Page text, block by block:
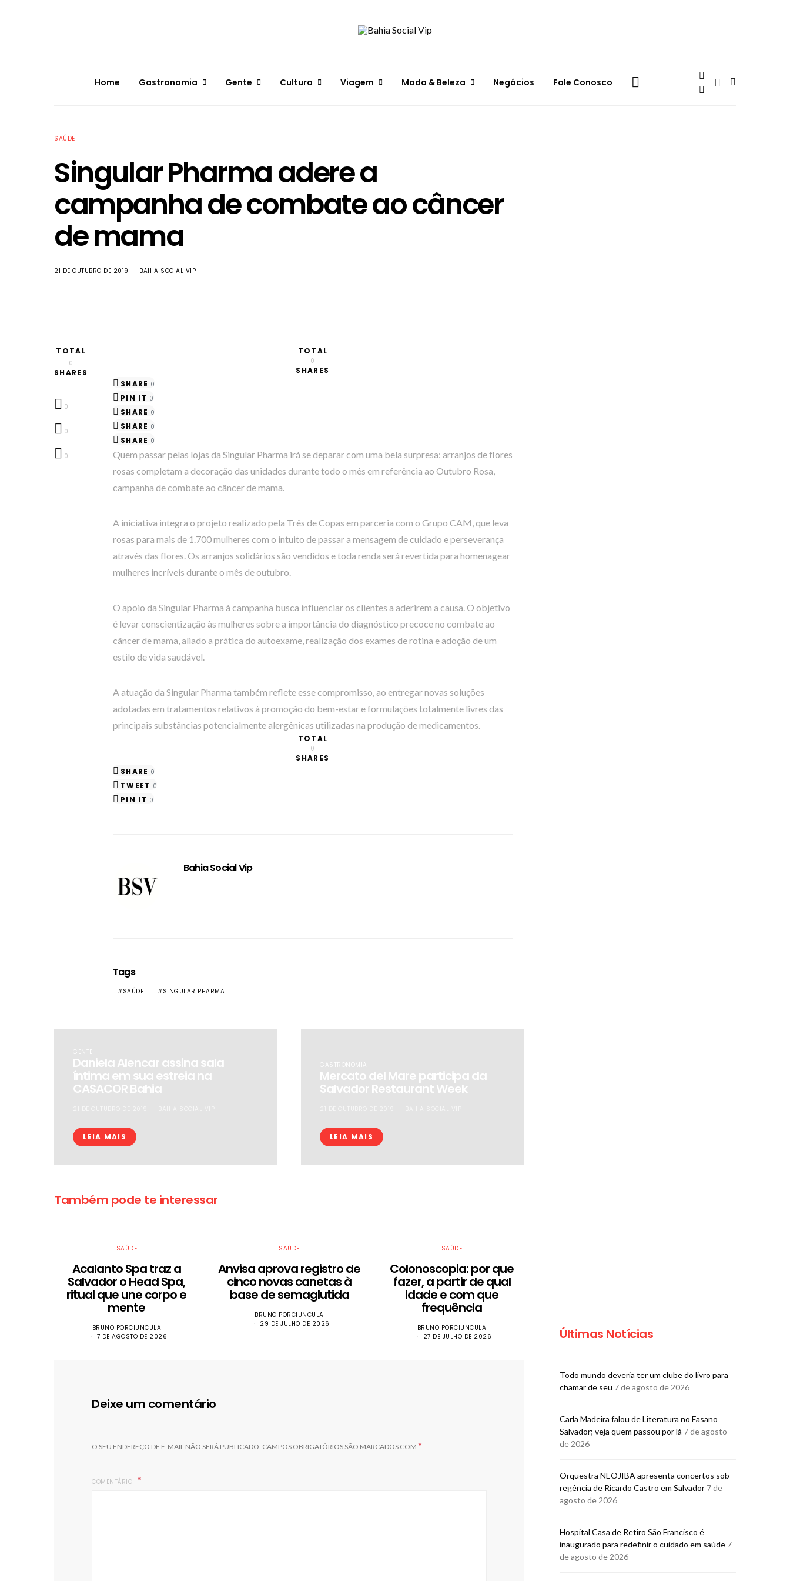
Home Gastronomia Gente Cultura Viagem Moda & Beleza Negócios Fale Conosco
SAÚDE
Singular Pharma adere a
campanha de combate ao câncer
de mama
21 DE OUTUBRO DE 2019 BAHIA SOCIAL VIP
TOTAL
0
SHARES
0
0
0
TOTAL
0
SHARES
SHARE 0
PIN IT 0
SHARE 0
SHARE 0
SHARE 0
Quem passar pelas lojas da Singular Pharma irá se deparar com uma bela surpresa: arranjos de flores
rosas completam a decoração das unidades durante todo o mês em referência ao Outubro Rosa,
campanha de combate ao câncer de mama.
A iniciativa integra o projeto realizado pela Três de Copas em parceria com o Grupo CAM, que leva
rosas para mais de 1.700 mulheres com o intuito de passar a mensagem de cuidado e perseverança
através das flores. Os arranjos solidários são vendidos e toda renda será revertida para homenagear
mulheres incríveis durante o mês de outubro.
O apoio da Singular Pharma à campanha busca influenciar os clientes a aderirem a causa. O objetivo
é levar conscientização às mulheres sobre a importância do diagnóstico precoce no combate ao
câncer de mama, aliado a prática do autoexame, realização dos exames de rotina e adoção de um
estilo de vida saudável.
A atuação da Singular Pharma também reflete esse compromisso, ao entregar novas soluções
adotadas em tratamentos relativos à promoção do bem-estar e formulações totalmente livres das
principais substâncias potencialmente alergênicas utilizadas na produção de medicamentos.
TOTAL
0
SHARES
SHARE 0
TWEET 0
PIN IT 0
Bahia Social Vip
Tags
SAÚDE SINGULAR PHARMA
GENTE
Daniela Alencar assina sala
íntima em sua estreia na
CASACOR Bahia
LEIA MAIS
GASTRONOMIA
Mercato del Mare participa da
Salvador Restaurant Week
LEIA MAIS
Também pode te interessar
SAÚDE
Acalanto Spa traz a
Salvador o Head Spa,
ritual que une corpo e
mente
BRUNO PORCIUNCULA
7 DE AGOSTO DE 2026
SAÚDE
Anvisa aprova registro de
cinco novas canetas à
base de semaglutida
BRUNO PORCIUNCULA
29 DE JULHO DE 2026
SAÚDE
Colonoscopia: por que
fazer, a partir de qual
idade e com que
frequência
BRUNO PORCIUNCULA
27 DE JULHO DE 2026
Deixe um comentário
O SEU ENDEREÇO DE E-MAIL NÃO SERÁ PUBLICADO. CAMPOS OBRIGATÓRIOS SÃO MARCADOS COM *
COMENTÁRIO
Últimas Notícias
Todo mundo deveria ter um clube do livro para
chamar de seu 7 de agosto de 2026
Carla Madeira falou de Literatura no Fasano
Salvador; veja quem passou por lá 7 de agosto
de 2026
Orquestra NEOJIBA apresenta concertos sob
regência de Ricardo Castro em Salvador 7 de
agosto de 2026
Hospital Casa de Retiro São Francisco é
inaugurado para redefinir o cuidado em saúde 7
de agosto de 2026